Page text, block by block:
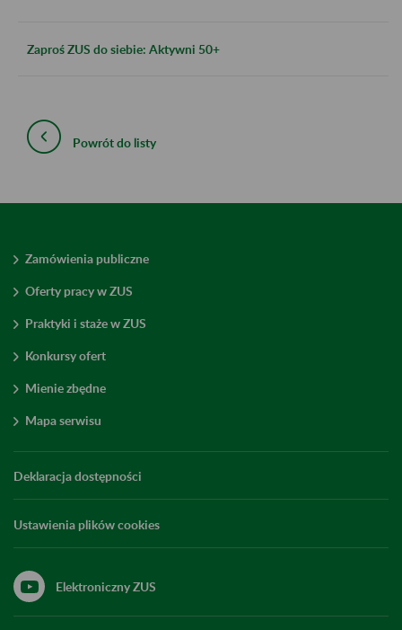
Zaproś ZUS do siebie: Aktywni 50+
Powrót do listy
Zamówienia publiczne
Oferty pracy w ZUS
Praktyki i staże w ZUS
Konkursy ofert
Mienie zbędne
Mapa serwisu
Deklaracja dostępności
Ustawienia plików cookies
Elektroniczny ZUS